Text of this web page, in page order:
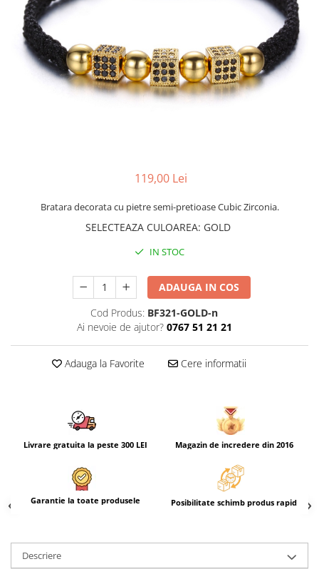
CERCEI
CEASURI DAMA
119,00 Lei
Bratara decorata cu pietre semi-pretioase Cubic Zirconia.
SELECTEAZA CULOAREA: GOLD
IN STOC
ADAUGA IN COS
Cod Produs: BF321-GOLD-n
Ai nevoie de ajutor? 0767 51 21 21
Adauga la Favorite Cere informatii
Livrare gratuita la peste 300 LEI Magazin de incredere din 2016
Garantie la toate produsele Posibilitate schimb produs rapid
Descriere